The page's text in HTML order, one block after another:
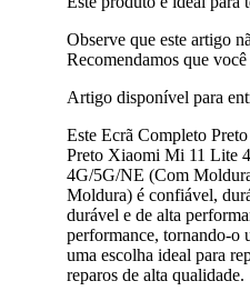
Observe que este artigo
Recomendamos que
Artigo disponível para
Este Ecrã Completo
Preto Xiaomi Mi 11 Lite
4G/5G/NE (Com
Moldura) é confiável,
durável e de alta
performance, tornando-o
uma escolha ideal para
reparos de alta qualidade.